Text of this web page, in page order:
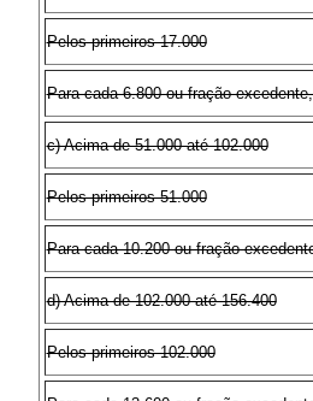
Pelos primeiros 17.000
Para cada 6.800 ou fração
c) Acima de 51.000 até 102.000
Pelos primeiros 51.000
Para cada 10.200 ou fração
d) Acima de 102.000 até 156.400
Pelos primeiros 102.000